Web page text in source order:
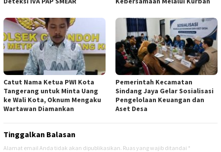
Catut Nama Ketua PWI Kota
Tangerang untuk Minta Uang
ke Wali Kota, Oknum Mengaku
Wartawan Diamankan
Pemerintah Kecamatan
Sindang Jaya Gelar Sosialisasi
Pengelolaan Keuangan dan
Aset Desa
Tinggalkan Balasan
Alamat email Anda tidak akan dipublikasikan. Ruas yang wajib ditandai *